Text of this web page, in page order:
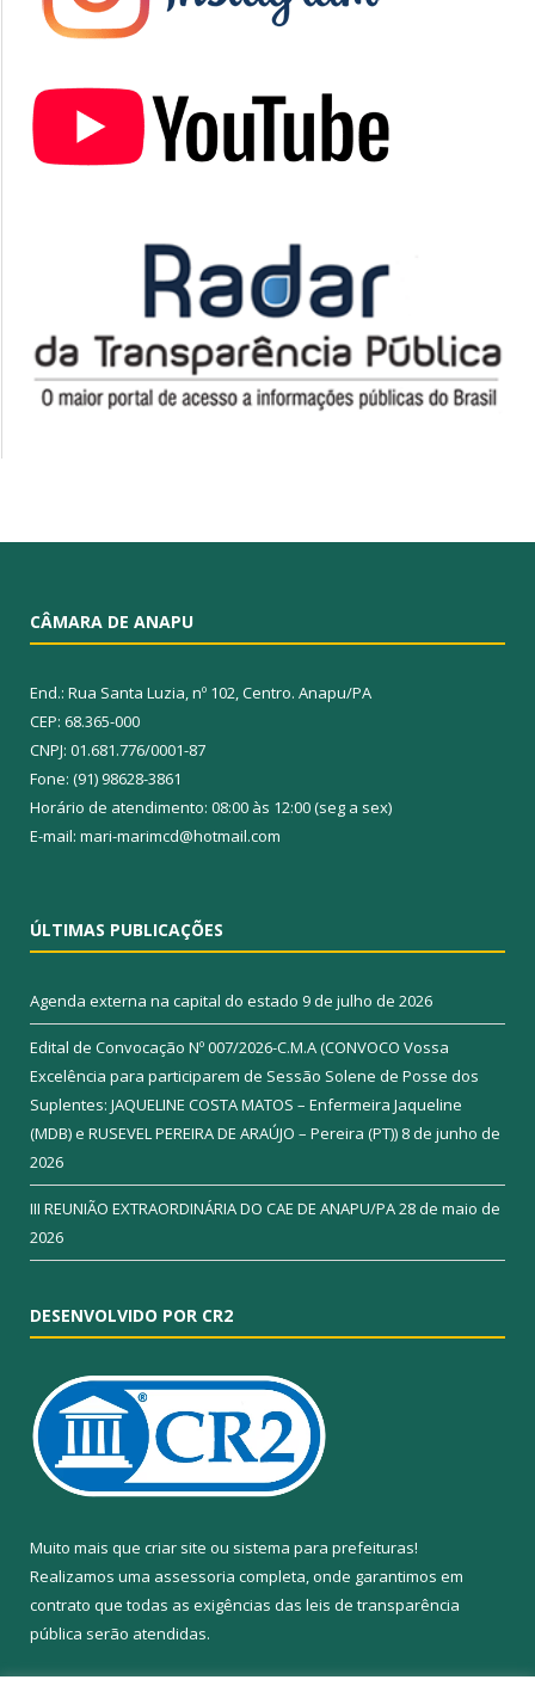
CÂMARA DE ANAPU
End.: Rua Santa Luzia, nº 102, Centro. Anapu/PA
CEP: 68.365-000
CNPJ: 01.681.776/0001-87
Fone: (91) 98628-3861
Horário de atendimento: 08:00 às 12:00 (seg a sex)
E-mail: mari-marimcd@hotmail.com
ÚLTIMAS PUBLICAÇÕES
Agenda externa na capital do estado 9 de julho de 2026
Edital de Convocação Nº 007/2026-C.M.A (CONVOCO Vossa
Excelência para participarem de Sessão Solene de Posse dos
Suplentes: JAQUELINE COSTA MATOS – Enfermeira Jaqueline
(MDB) e RUSEVEL PEREIRA DE ARAÚJO – Pereira (PT)) 8 de junho de
2026
III REUNIÃO EXTRAORDINÁRIA DO CAE DE ANAPU/PA28 de maio de
2026
DESENVOLVIDO POR CR2
Muito mais que criar site ou sistema para prefeituras!
Realizamos uma assessoria completa, onde garantimos em
contrato que todas as exigências das leis de transparência
pública serão atendidas.